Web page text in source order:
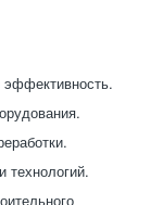
технологий.